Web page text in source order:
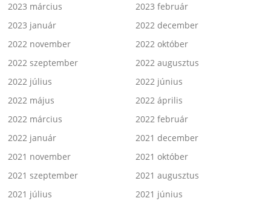
2023 március
2023 február
2023 január
2022 december
2022 november
2022 október
2022 szeptember
2022 augusztus
2022 július
2022 június
2022 május
2022 április
2022 március
2022 február
2022 január
2021 december
2021 november
2021 október
2021 szeptember
2021 augusztus
2021 július
2021 június